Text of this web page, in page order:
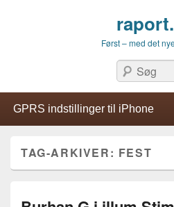
Først – med det
Søg
TAG-ARKIVER: FEST